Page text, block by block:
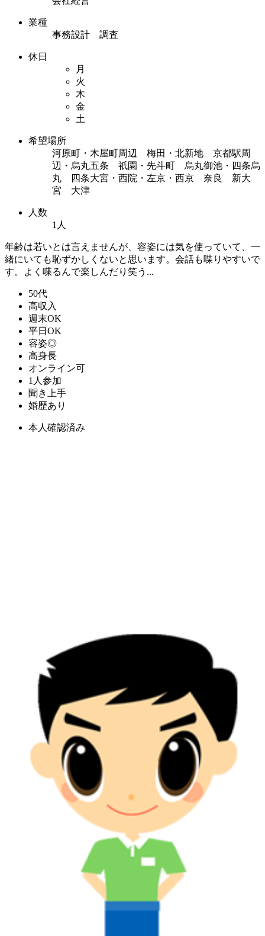
業種
事務設計 調査
休日
月
火
木
金
土
希望場所
河原町・木屋町周辺 梅田・北新地 京都駅周
辺・烏丸五条 祇園・先斗町 烏丸御池・四条烏
丸 四条大宮・西院・左京・西京 奈良 新大
宮 大津
人数
1人
年齢は若いとは言えませんが、容姿には気を使っていて、一
緒にいても恥ずかしくないと思います。会話も喋りやすいで
す。よく喋るんで楽しんだり笑う...
50代
高収入
週末OK
平日OK
容姿◎
高身長
オンライン可
1人参加
聞き上手
婚歴あり
本人確認済み